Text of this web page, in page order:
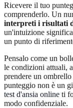
Ricevere il tuo
comprenderlo. Un
interpreti i risultati
un'intuizione
un punto di
Pensalo come un
le condizioni attuali,
prendere un
punteggio non è un
test d'ansia online ti
modo confidenziale.